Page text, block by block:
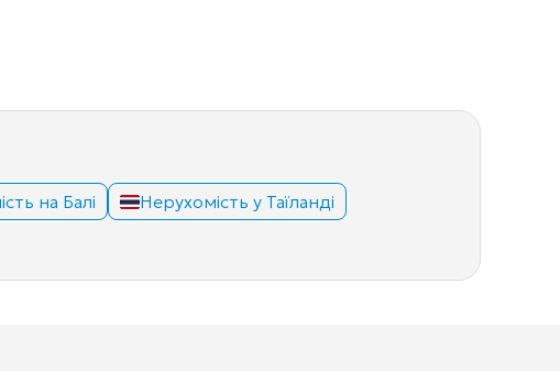
на Балі
Нерухомість у Таїланді